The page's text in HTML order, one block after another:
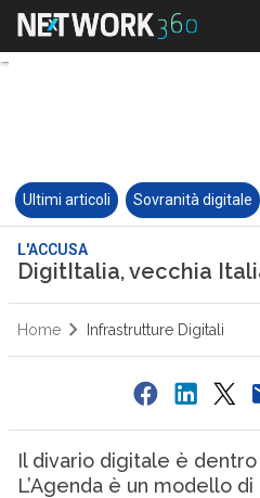
Ultimi articoli Sovranità digitale
L'ACCUSA
DigitItalia, vecchia
Home Infrastrutture Digitali
Il divario digitale è dentro
L’Agenda è un modello